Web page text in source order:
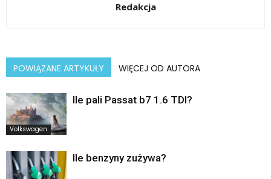
Redakcja
POWIĄZANE ARTYKUŁY WIĘCEJ OD AUTORA
Volkswagen
Ile pali Passat b7 1.6 TDI?
Ile benzyny zużywa?